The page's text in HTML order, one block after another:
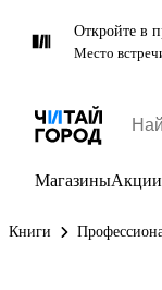
Откройте в
Место
МагазиныАкции
Книги